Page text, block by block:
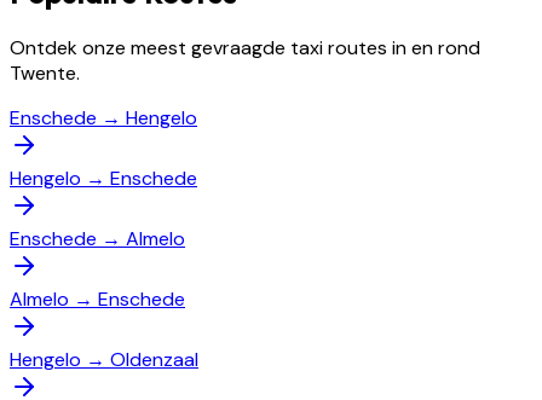
Ontdek onze meest gevraagde taxi routes in en rond
Twente.
Enschede → Hengelo
Hengelo → Enschede
Enschede → Almelo
Almelo → Enschede
Hengelo → Oldenzaal